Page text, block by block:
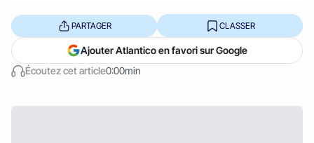
Écoutez cet article0:00min
PARTAGER CLASSER
Ajouter Atlantico en favori sur Google